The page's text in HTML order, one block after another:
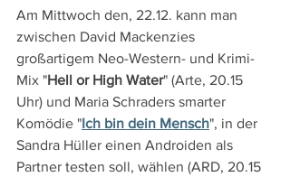
Am Mittwoch den, 22.12. kann man
zwischen David Mackenzies
großartigem Neo-Western- und Krimi-
Mix "Hell or High Water" (Arte, 20.15
Uhr) und Maria Schraders smarter
Komödie "Ich bin dein Mensch", in der
Sandra Hüller einen Androiden als
Partner testen soll, wählen (ARD, 20.15